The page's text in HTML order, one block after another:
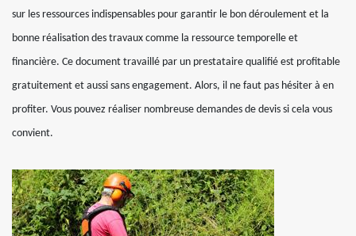
sur les ressources indispensables pour garantir le bon déroulement et la
bonne réalisation des travaux comme la ressource temporelle et
financière. Ce document travaillé par un prestataire qualifié est profitable
gratuitement et aussi sans engagement. Alors, il ne faut pas hésiter à en
profiter. Vous pouvez réaliser nombreuse demandes de devis si cela vous
convient.